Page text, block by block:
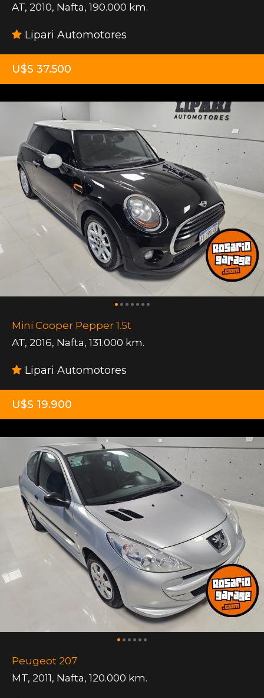
AT, 2010, Nafta, 190.000 km.
Lipari Automotores
U$S 37.500
Mini Cooper Pepper 1.5t
AT, 2016, Nafta, 131.000 km.
Lipari Automotores
U$S 19.900
Peugeot 207
MT, 2011, Nafta, 120.000 km.